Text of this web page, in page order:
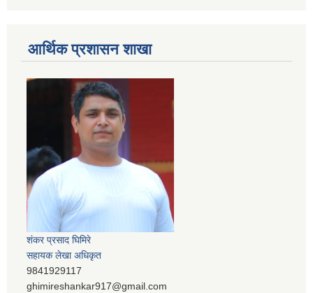
आर्थिक प्रशासन शाखा
शंकर प्रसाद घिमिरे
सहायक लेखा अधिकृत
9841929117
ghimireshankar917@gmail.com